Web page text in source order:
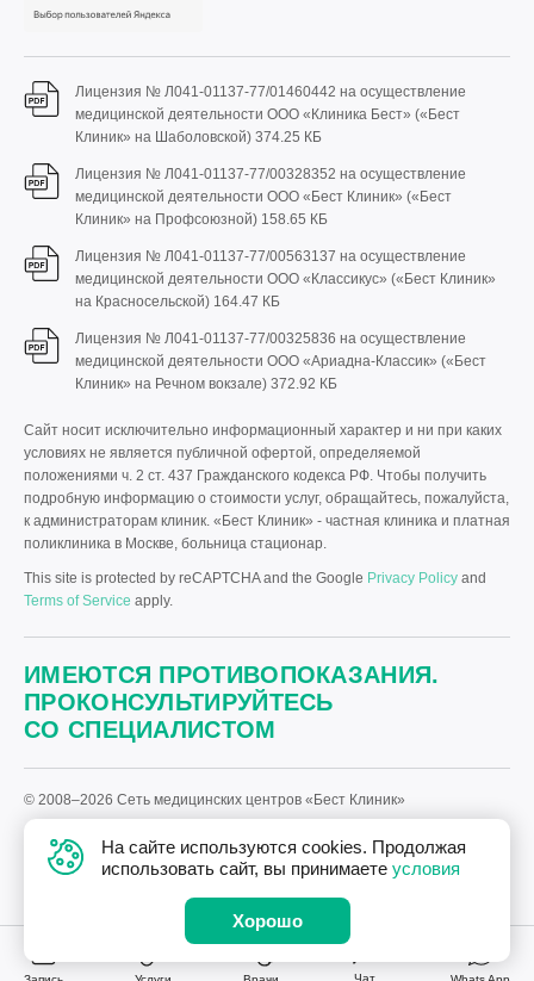
Лицензия № Л041-01137-77/01460442 на осуществление
медицинской деятельности ООО «Клиника Бест» («Бест
Клиник» на Шаболовской) 374.25 КБ
Лицензия № Л041-01137-77/00328352 на осуществление
медицинской деятельности ООО «Бест Клиник» («Бест
Клиник» на Профсоюзной) 158.65 КБ
Лицензия № Л041-01137-77/00563137 на осуществление
медицинской деятельности ООО «Классикус» («Бест Клиник»
на Красносельской) 164.47 КБ
Лицензия № Л041-01137-77/00325836 на осуществление
медицинской деятельности ООО «Ариадна-Классик» («Бест
Клиник» на Речном вокзале) 372.92 КБ
Сайт носит исключительно информационный характер и ни при каких
условиях не является публичной офертой, определяемой
положениями ч. 2 ст. 437 Гражданского кодекса РФ. Чтобы получить
подробную информацию о стоимости услуг, обращайтесь, пожалуйста,
к администраторам клиник. «Бест Клиник» - частная клиника и платная
поликлиника в Москве, больница стационар.
This site is protected by reCAPTCHA and the Google Privacy Policy and
Terms of Service apply.
ИМЕЮТСЯ ПРОТИВОПОКАЗАНИЯ.
ПРОКОНСУЛЬТИРУЙТЕСЬ
СО СПЕЦИАЛИСТОМ
© 2008–2026 Сеть медицинских центров «Бест Клиник»
Политика «Бест Клиник» в отношении обработки персональных
данных.
разработка сайта—Текарт.
Чат
На сайте используются cookies. Продолжая
использовать сайт, вы принимаете условия
Хорошо